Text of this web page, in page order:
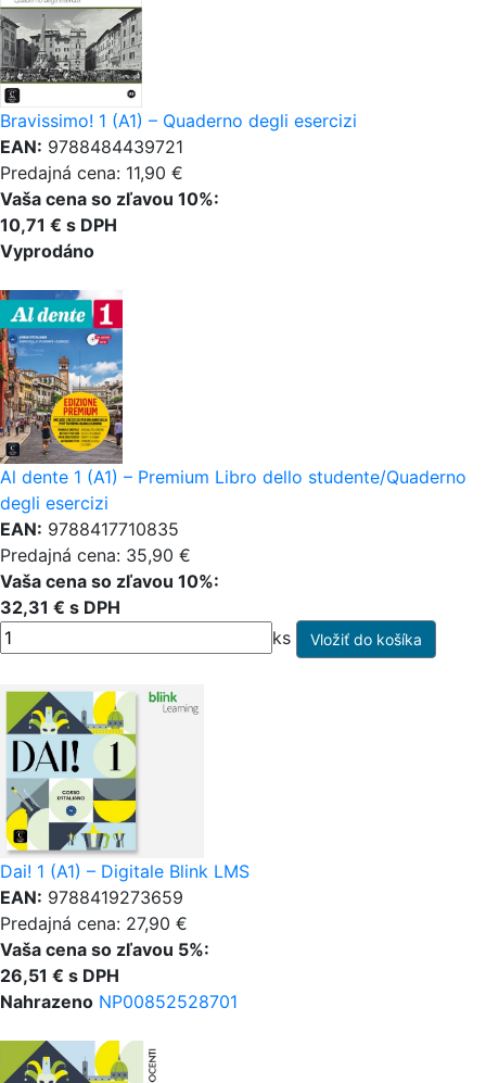
Bravissimo! 1 (A1) – Quaderno degli esercizi
EAN: 9788484439721
Predajná cena: 11,90 €
Vaša cena so zľavou 10%:
10,71 € s DPH
Vyprodáno
Al dente 1 (A1) – Premium Libro dello studente/Quaderno
degli esercizi
EAN: 9788417710835
Predajná cena: 35,90 €
Vaša cena so zľavou 10%:
32,31 € s DPH
ks
Dai! 1 (A1) – Digitale Blink LMS
EAN: 9788419273659
Predajná cena: 27,90 €
Vaša cena so zľavou 5%:
26,51 € s DPH
Nahrazeno NP00852528701